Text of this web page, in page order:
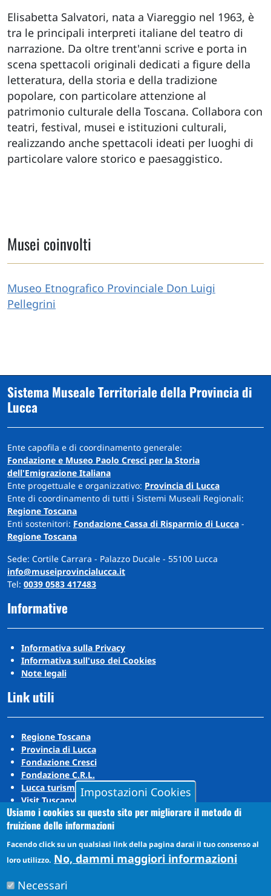
Elisabetta Salvatori, nata a Viareggio nel 1963, è
tra le principali interpreti italiane del teatro di
narrazione. Da oltre trent'anni scrive e porta in
scena spettacoli originali dedicati a figure della
letteratura, della storia e della tradizione
popolare, con particolare attenzione al
patrimonio culturale della Toscana. Collabora con
teatri, festival, musei e istituzioni culturali,
realizzando anche spettacoli ideati per luoghi di
particolare valore storico e paesaggistico.
Musei coinvolti
Museo Etnografico Provinciale Don Luigi
Pellegrini
Sistema Museale Territoriale della Provincia di
Lucca
Ente capofila e di coordinamento generale:
Fondazione e Museo Paolo Cresci per la Storia
dell'Emigrazione Italiana
Ente progettuale e organizzativo: Provincia di Lucca
Ente di coordinamento di tutti i Sistemi Museali Regionali:
Regione Toscana
Enti sostenitori: Fondazione Cassa di Risparmio di Lucca -
Regione Toscana
Sede: Cortile Carrara - Palazzo Ducale - 55100 Lucca
info@museiprovincialucca.it
Tel: 0039 0583 417483
Informative
Informativa sulla Privacy
Informativa sull'uso dei Cookies
Note legali
Link utili
Regione Toscana
Provincia di Lucca
Fondazione Cresci
Fondazione C.R.L.
Lucca turismo
Visit Tuscany
Puccini Lands
Social media
YouTube
Impostazioni Cookies
Usiamo i cookies su questo sito per migliorare il metodo di
fruizione delle informazioni
Facendo click su un qualsiasi link della pagina darai il tuo consenso al
loro utilizzo. No, dammi maggiori informazioni
Necessari